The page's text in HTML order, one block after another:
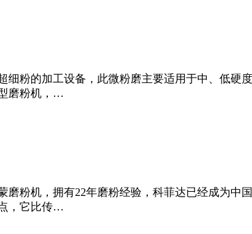
细粉的加工设备，此微粉磨主要适用于中、低硬
磨粉机，…
磨粉机，拥有22年磨粉经验，科菲达已经成为
，它比传…